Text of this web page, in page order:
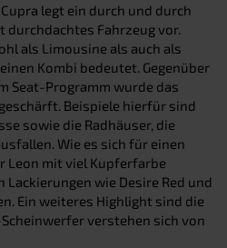
legt ein durch und durch
Fahrzeug vor.
als Limousine als auch als
Kombi bedeutet. Gegenüber
Seat-Programm wurde das
Beispiele hierfür sind
sowie die Radhäuser, die
Wie es sich für einen
Leon mit viel Kupferfarbe
wie Desire Red und
Ein weiteres Highlight sind die
verstehen sich von